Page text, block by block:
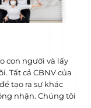
con người và lấy
Tất cả CBNV của
tạo ra sự khác
nhận. Chúng tôi